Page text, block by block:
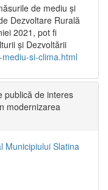
de mediu și
Dezvoltare Rurală
2021, pot fi
și Dezvoltării
si-clima.html
publică de interes
modernizarea
Municipiului Slatina